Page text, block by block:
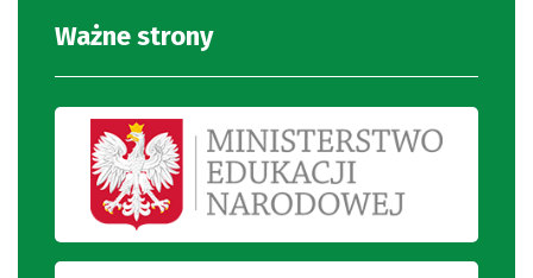
Ważne strony